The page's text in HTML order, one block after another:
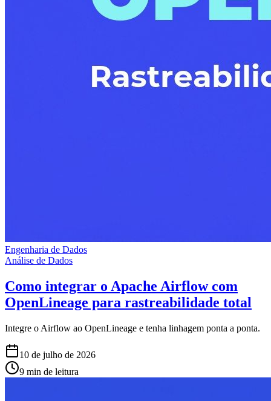
Engenharia de Dados
Análise de Dados
Como integrar o Apache Airflow com
OpenLineage para rastreabilidade total
Integre o Airflow ao OpenLineage e tenha linhagem ponta a ponta.
10 de julho de 2026
9 min de leitura